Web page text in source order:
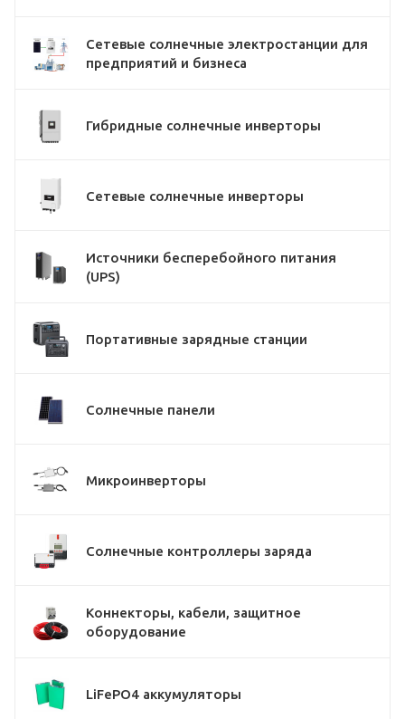
Сетевые солнечные электростанции для
предприятий и бизнеса
Гибридные солнечные инверторы
Сетевые солнечные инверторы
Источники бесперебойного питания
(UPS)
Портативные зарядные станции
Солнечные панели
Микроинверторы
Солнечные контроллеры заряда
Коннекторы, кабели, защитное
оборудование
LiFePO4 аккумуляторы